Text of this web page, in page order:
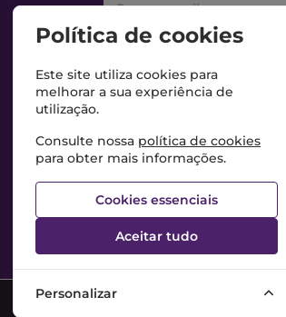
O seu email
Esta
Internet,
217987100
Esta
©2026 Todos os direitos
Política de cookies
Este site utiliza cookies para
melhorar a sua experiência de
utilização.
Consulte nossa política de cookies
para obter mais informações.
Cookies essenciais
Aceitar tudo
Personalizar